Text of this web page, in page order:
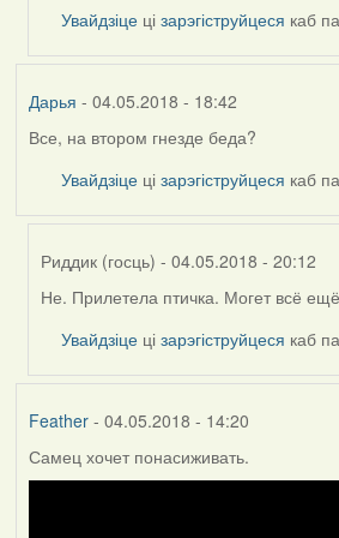
Увайдзіце цізарэгіструйцеся каб
Дарья - 04.05.2018 - 18:42
Все, на втором гнезде беда?
Увайдзіце цізарэгіструйцеся каб
Риддик (госць) - 04.05.2018 - 20:12
In
reply
by
Не. Прилетела птичка. Могет всё
Увайдзіце цізарэгіструйцеся каб
Feather- 04.05.2018 - 14:20
Самец хочет понасиживать.